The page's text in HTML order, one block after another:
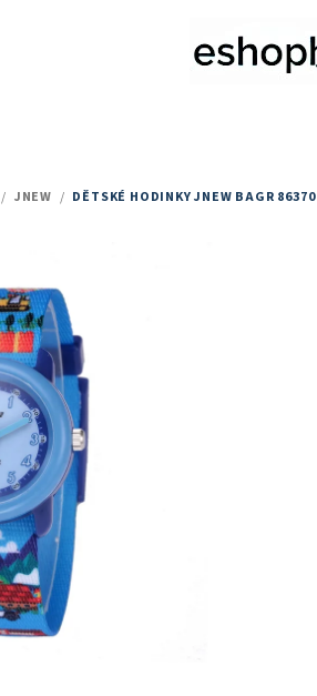
/ JNEW / DĚTSKÉ HODINKY JNEW BAGR 86370